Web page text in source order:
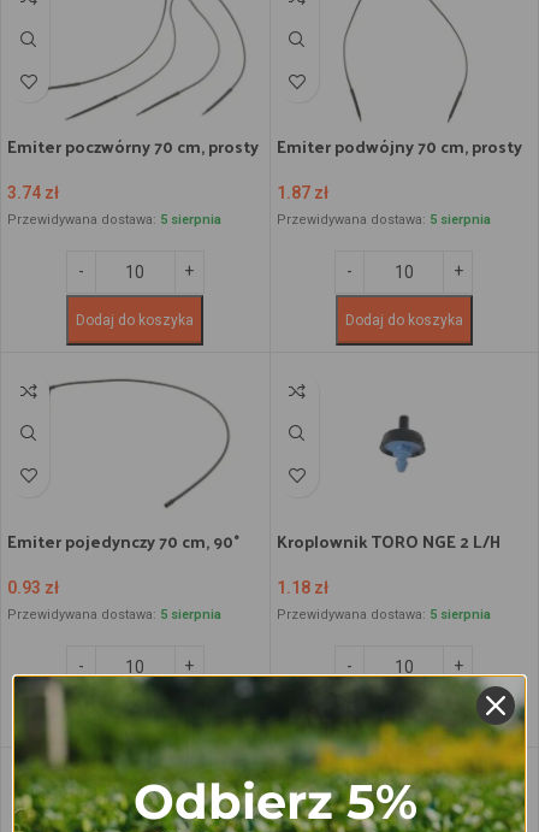
Emiter poczwórny 70 cm, prosty
3.74 zł
Przewidywana dostawa: 5 sierpnia
Dodaj do koszyka
Emiter podwójny 70 cm, prosty
1.87 zł
Przewidywana dostawa: 5 sierpnia
Dodaj do koszyka
Emiter pojedynczy 70 cm, 90°
0.93 zł
Przewidywana dostawa: 5 sierpnia
Kroplownik TORO NGE 2 L/H
1.18 zł
Przewidywana dostawa: 5 sierpnia
Dodaj do koszyka
Odbierz 5%